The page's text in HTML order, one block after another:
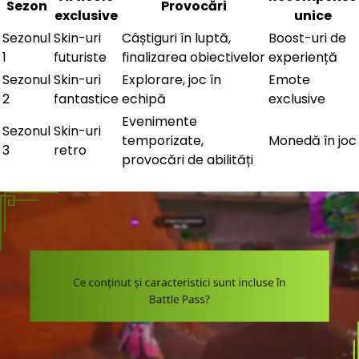
Sezon
exclusive
Provocări
unice
Sezonul
1
Skin-uri
futuriste
Câștiguri în luptă,
finalizarea obiectivelor
Boost-uri de
experiență
Sezonul
2
Skin-uri
fantastice
Explorare, joc în
echipă
Emote
exclusive
Sezonul
3
Skin-uri
retro
Evenimente
temporizate,
provocări de abilități
Monedă în joc